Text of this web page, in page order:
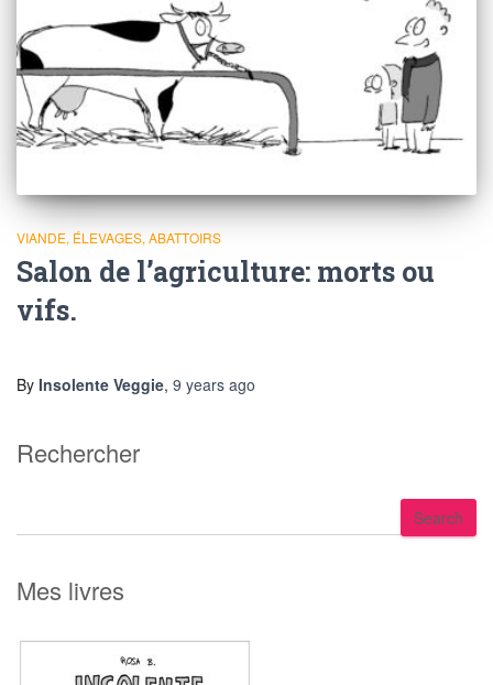
VIANDE, ÉLEVAGES, ABATTOIRS
Salon de l’agriculture: morts ou
vifs.
By Insolente Veggie, 9 years ago
Rechercher
e
c
Search
Mes livres